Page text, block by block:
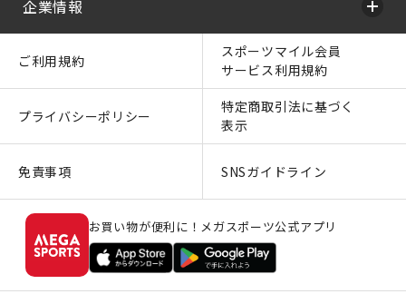
企業情報
ご利用規約
スポーツマイル会員
サービス利用規約
プライバシーポリシー
特定商取引法に基づく
表示
免責事項 SNSガイドライン
お買い物が便利に！メガスポーツ公式アプリ